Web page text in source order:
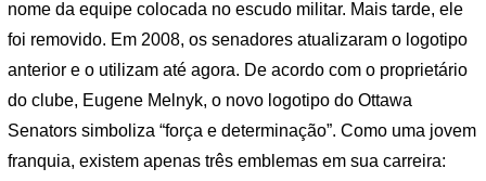
nome da equipe colocada no escudo militar. Mais tarde, ele
foi removido. Em 2008, os senadores atualizaram o logotipo
anterior e o utilizam até agora. De acordo com o proprietário
do clube, Eugene Melnyk, o novo logotipo do Ottawa
Senators simboliza “força e determinação”. Como uma jovem
franquia, existem apenas três emblemas em sua carreira: